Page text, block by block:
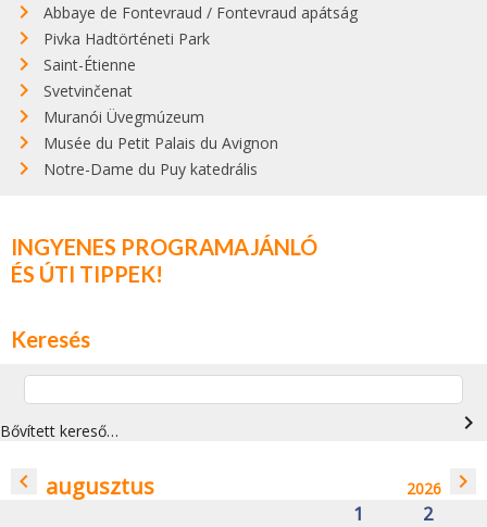
Abbaye de Fontevraud / Fontevraud apátság
Pivka Hadtörténeti Park
Saint-Étienne
Svetvinčenat
Muranói Üvegmúzeum
Musée du Petit Palais du Avignon
Notre-Dame du Puy katedrális
INGYENES PROGRAMAJÁNLÓ
ÉS ÚTI TIPPEK!
Keresés
Bővített kereső… navigate_next
navigate_before augusztus 2026 navigate_next
1
2